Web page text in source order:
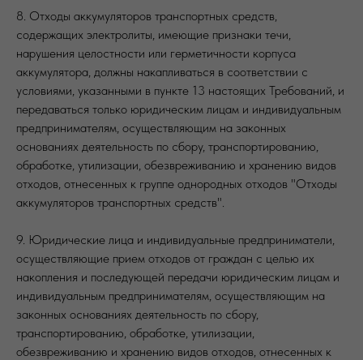
8. Отходы аккумуляторов транспортных средств,
содержащих электролиты, имеющие признаки течи,
нарушения целостности или герметичности корпуса
аккумулятора, должны накапливаться в соответствии с
условиями, указанными в пункте 13 настоящих Требований, и
передаваться только юридическим лицам и индивидуальным
предпринимателям, осуществляющим на законных
основаниях деятельность по сбору, транспортированию,
обработке, утилизации, обезвреживанию и хранению видов
отходов, отнесенных к группе однородных отходов "Отходы
аккумуляторов транспортных средств".
9. Юридические лица и индивидуальные предприниматели,
осуществляющие прием отходов от граждан с целью их
накопления и последующей передачи юридическим лицам и
индивидуальным предпринимателям, осуществляющим на
законных основаниях деятельность по сбору,
транспортированию, обработке, утилизации,
обезвреживанию и хранению видов отходов, отнесенных к